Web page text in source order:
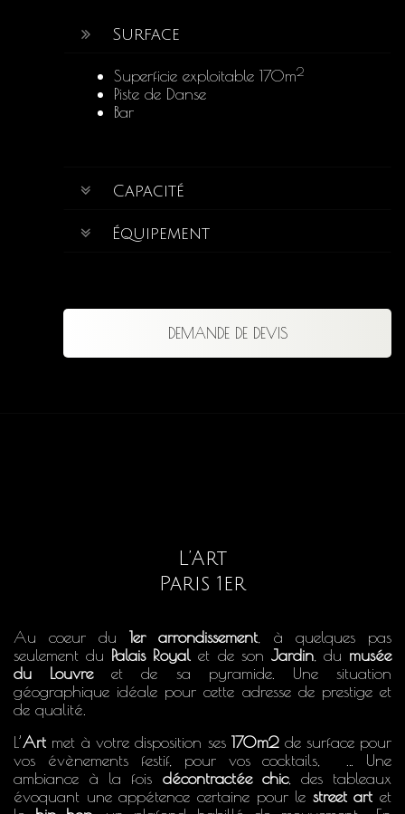
Surface
Superficie exploitable 170m2
Piste de Danse
Bar
Capacité
Équipement
DEMANDE DE DEVIS
L’Art
Paris 1er
Au coeur du 1er arrondissement, à quelques pas
seulement du Palais Royal et de son Jardin, du musée
du Louvreet de sa pyramide. Une situation
géographique idéale pour cette adresse de prestige et
de qualité.
L’Art met à votre disposition ses 170m2de surface pour
vos évènements festif, pour vos cocktails,
… Une
ambiance à la fois décontractée chic, des tableaux
évoquant une appétence certaine pour le street art et